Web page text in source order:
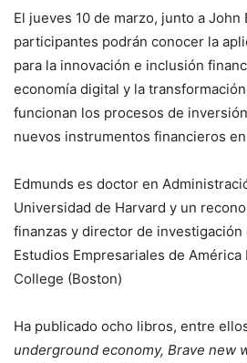
El jueves 10 de marzo, junto a John
participantes podrán conocer la
para la innovación e inclusión
economía digital y la
funcionan los procesos de
nuevos instrumentos financieros
Edmunds es doctor en
Universidad de Harvard y un
finanzas y director de
Estudios Empresariales de América
College (Boston)
Ha publicado ocho libros, entre
underground economy, Brave new